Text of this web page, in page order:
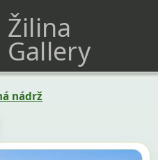
Žilina
Gallery
nádrž